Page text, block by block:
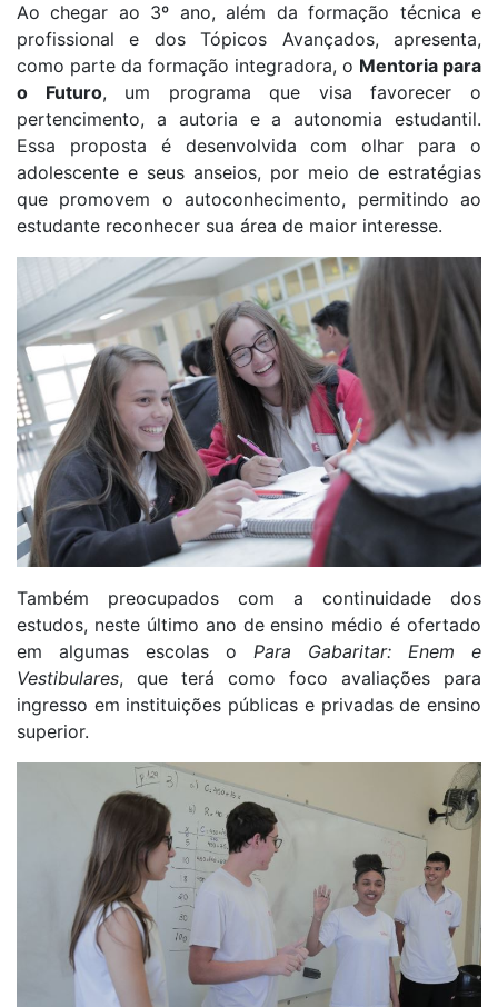
Ao chegar ao 3º ano, além da formação técnica e
profissional e dos Tópicos Avançados, apresenta,
como parte da formação integradora, o Mentoria para
o Futuro, um programa que visa favorecer o
pertencimento, a autoria e a autonomia estudantil.
Essa proposta é desenvolvida com olhar para o
adolescente e seus anseios, por meio de estratégias
que promovem o autoconhecimento, permitindo ao
estudante reconhecer sua área de maior interesse.
Também preocupados com a continuidade dos
estudos, neste último ano de ensino médio é ofertado
em algumas escolas o Para Gabaritar: Enem e
Vestibulares, que terá como foco avaliações para
ingresso em instituições públicas e privadas de ensino
superior.